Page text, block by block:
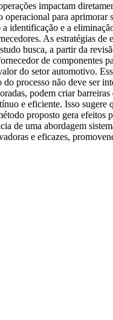
impactam
para
e a
As estratégias
busca, a partir da
de componentes
do setor automotivo.
processo não deve ser
podem criar
e eficiente. Isso sugere
proposto gera
de uma abordagem
e eficazes,